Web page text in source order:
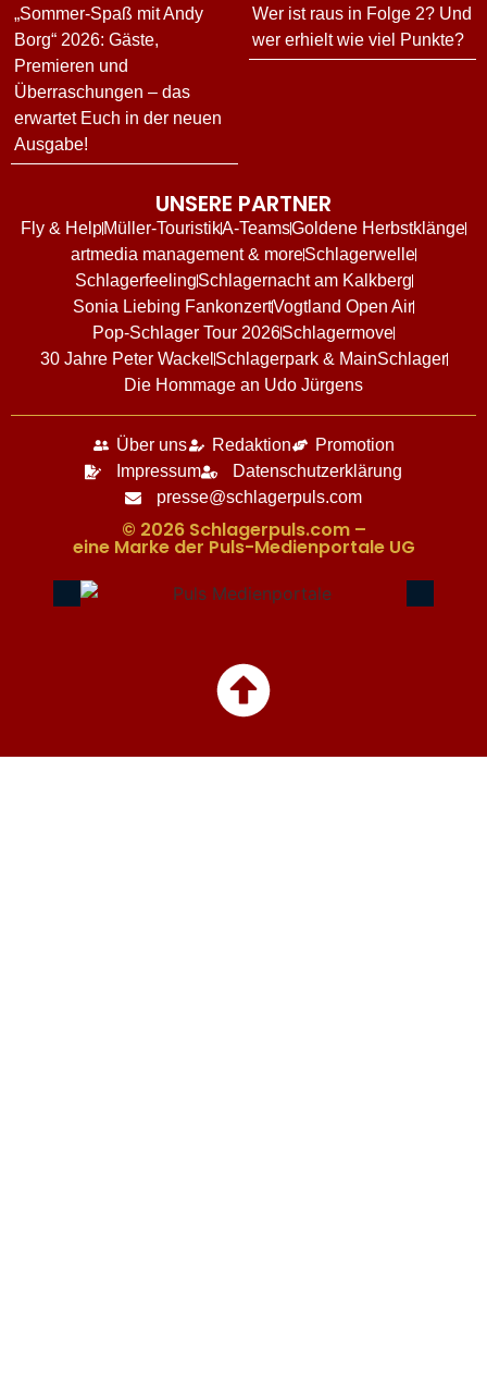
„Sommer-Spaß mit Andy
Borg“ 2026: Gäste,
Premieren und
Überraschungen – das
erwartet Euch in der neuen
Ausgabe!
Wer ist raus in Folge 2? Und
wer erhielt wie viel Punkte?
UNSERE PARTNER
Fly & HelpMüller-TouristikA-TeamsGoldene Herbstklänge
artmedia management & moreSchlagerwelle
SchlagerfeelingSchlagernacht am Kalkberg
Sonia Liebing FankonzertVogtland Open Air
Pop-Schlager Tour 2026Schlagermove
30 Jahre Peter Wackel Schlagerpark & MainSchlager
Die Hommage an Udo Jürgens
Über uns Redaktion
Promotion
Impressum
Datenschutzerklärung
presse@schlagerpuls.com
© 2026 Schlagerpuls.com –
eine Marke der Puls-Medienportale UG​